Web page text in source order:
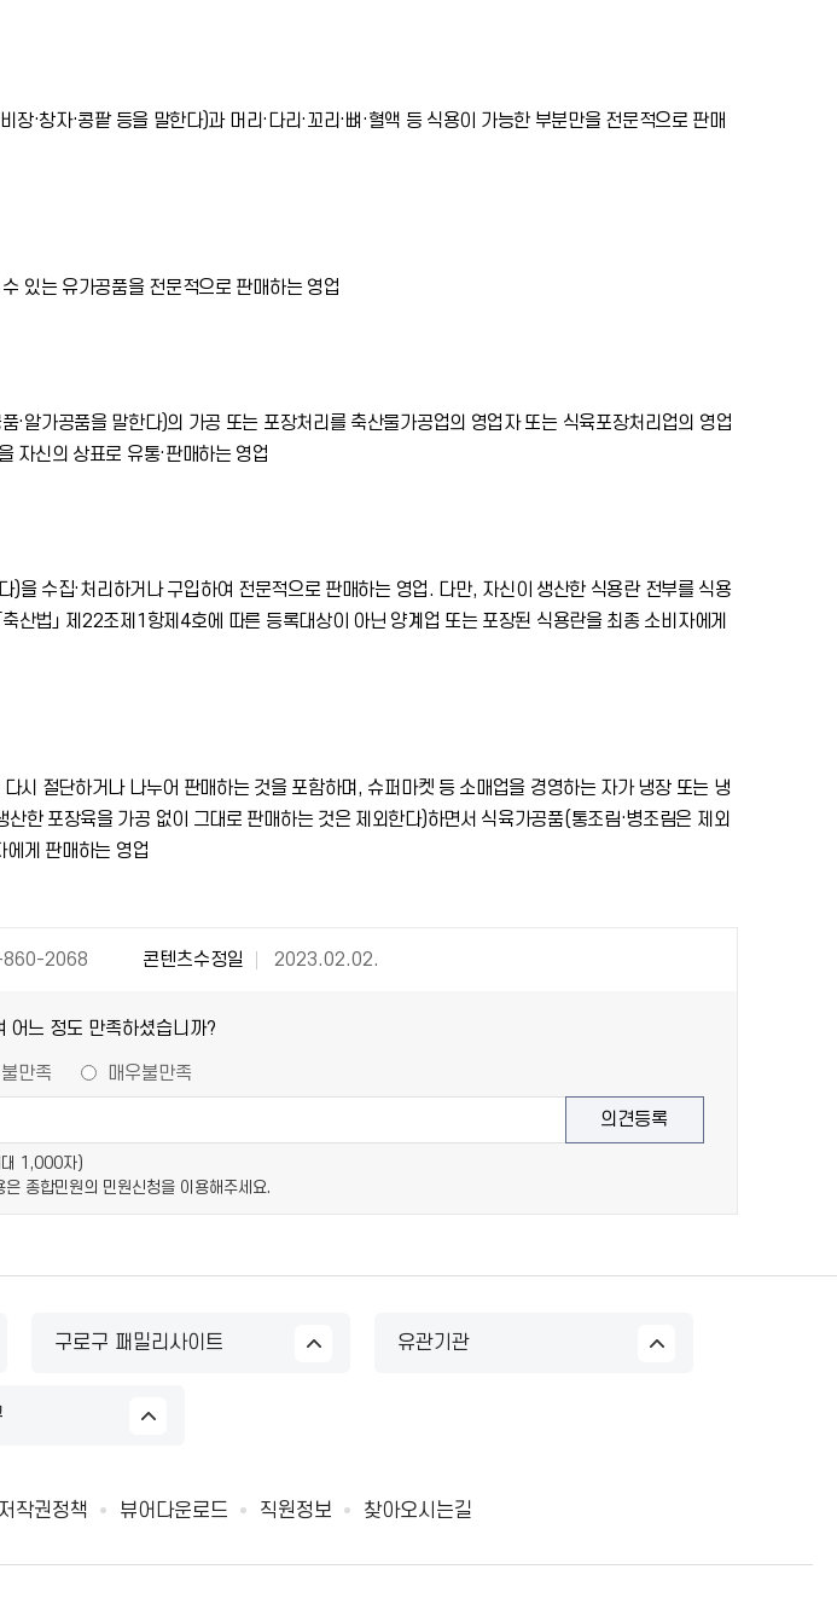
장·창자·콩팥 등을 말한다)과 머리·다리·꼬리·뼈·혈액 등 식용이 가능한 부분만을 전문적으로 판매
있는 유가공품을 전문적으로 판매하는 영업
·알가공품을 말한다)의 가공 또는 포장처리를 축산물가공업의 영업자 또는 식육포장처리업의 영업
자신의 상표로 유통·판매하는 영업
)을 수집·처리하거나 구입하여 전문적으로 판매하는 영업. 다만, 자신이 생산한 식용란 전부를 식용
산법」 제22조제1항제4호에 따른 등록대상이 아닌 양계업 또는 포장된 식용란을 최종 소비자에게
시 절단하거나 나누어 판매하는 것을 포함하며, 슈퍼마켓 등 소매업을 경영하는 자가 냉장 또는 냉
한 포장육을 가공 없이 그대로 판매하는 것은 제외한다)하면서 식육가공품(통조림·병조림은 제외
에게 판매하는 영업
2068 콘텐츠수정일 2023.02.02.
어느 정도 만족하셨습니까?
불만족 매우불만족
1,000자)
종합민원의 민원신청을 이용해주세요.
구로구 패밀리사이트 유관기관
저작권정책 뷰어다운로드 직원정보 찾아오시는길